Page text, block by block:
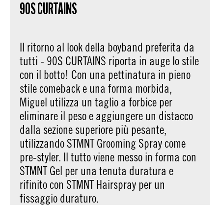
90S CURTAINS
Il ritorno al look della boyband preferita da
tutti - 90S CURTAINS riporta in auge lo stile
con il botto! Con una pettinatura in pieno
stile comeback e una forma morbida,
Miguel utilizza un taglio a forbice per
eliminare il peso e aggiungere un distacco
dalla sezione superiore più pesante,
utilizzando STMNT Grooming Spray come
pre-styler. Il tutto viene messo in forma con
STMNT Gel per una tenuta duratura e
rifinito con STMNT Hairspray per un
fissaggio duraturo.